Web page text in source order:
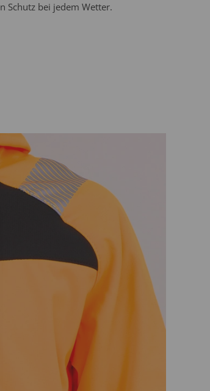
Schutz bei jedem Wetter.
erste Service-Gruppe ist essenziell und kann